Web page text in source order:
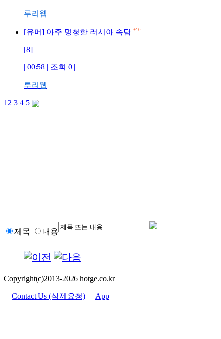
루리웹
[유머] 아주 멍청한 러시아 속담 +10
[8]
| 00:58 | 조회 0 |
루리웹
1 2 3 4 5
제목 내용
Copyright(c)2013-2026 hotge.co.kr
Contact Us (삭제요청) App